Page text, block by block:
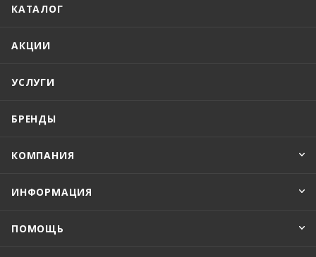
КАТАЛОГ
АКЦИИ
УСЛУГИ
БРЕНДЫ
КОМПАНИЯ
ИНФОРМАЦИЯ
ПОМОЩЬ